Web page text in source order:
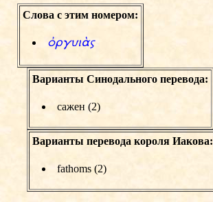
Слова с этим номером:
фrguiЊw
Варианты Синодального перевода:
сажен (2)
Варианты перевода короля Иакова:
fathoms (2)